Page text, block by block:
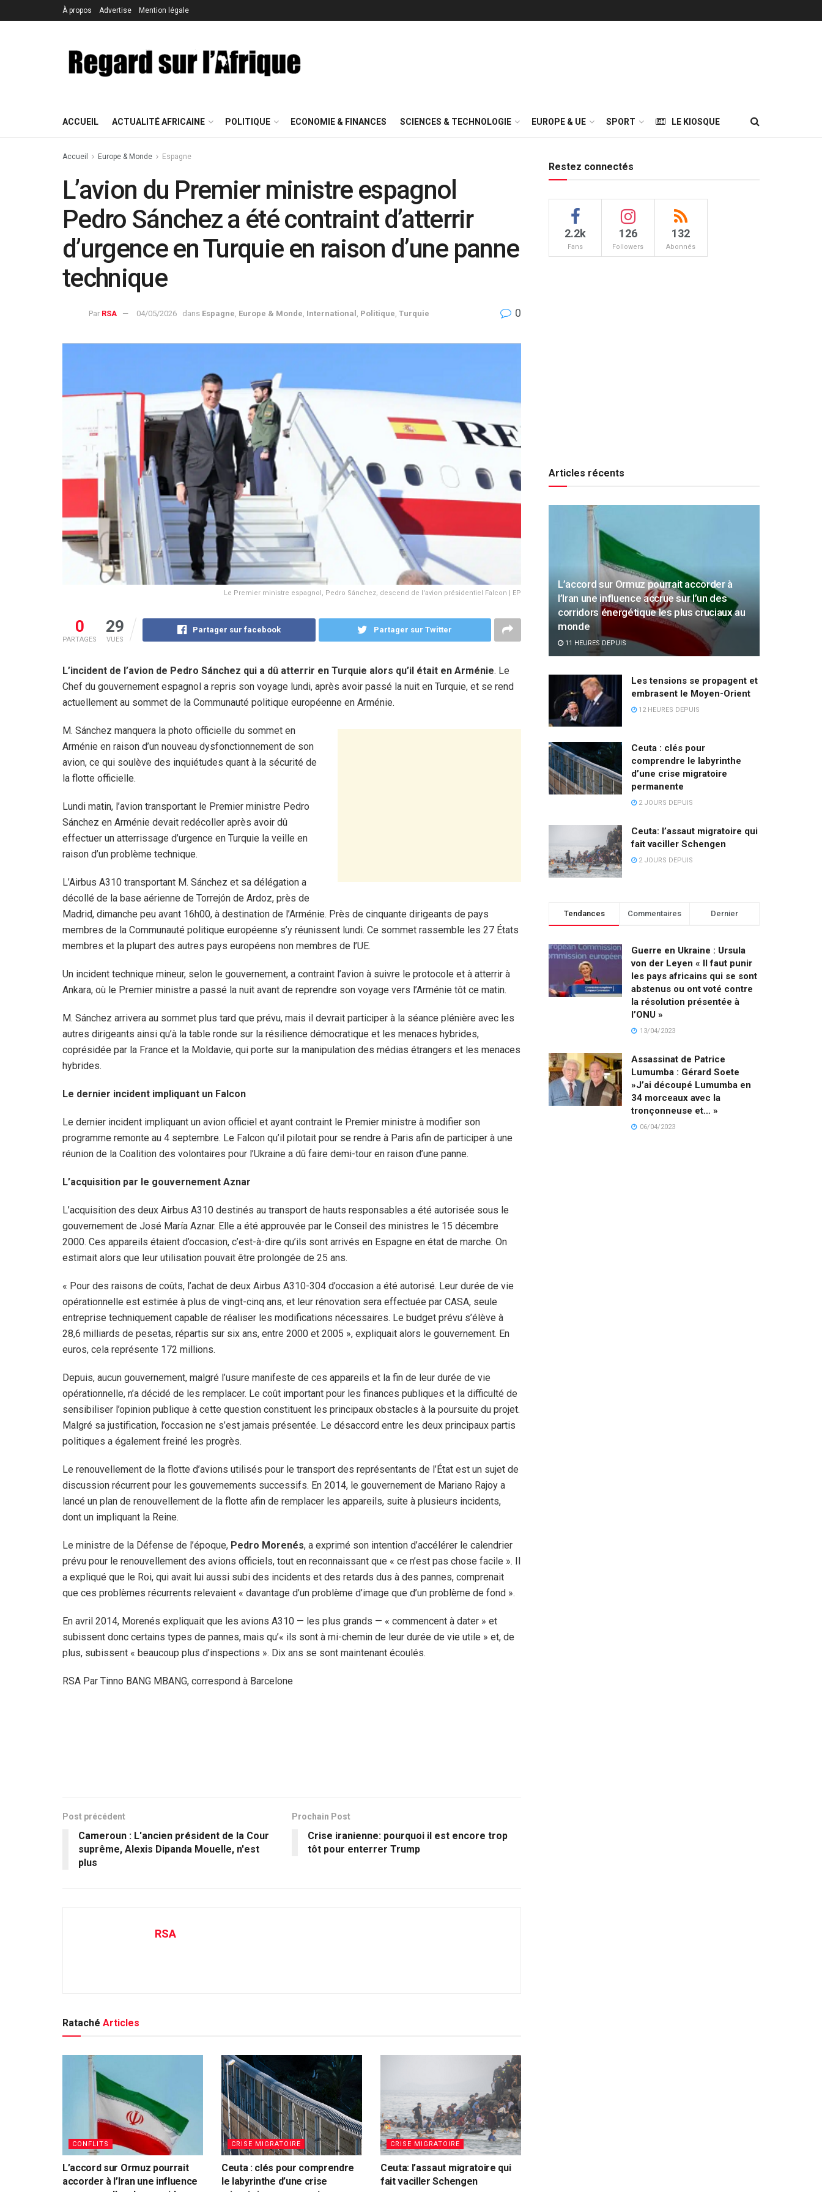
À propos Advertise Mention légale
ACCUEIL ACTUALITÉ AFRICAINE POLITIQUE ECONOMIE & FINANCES SCIENCES & TECHNOLOGIE EUROPE & UE SPORT LE KIOSQUE
Accueil Europe & Monde Espagne
L’avion du Premier ministre espagnol
Pedro Sánchez a été contraint d’atterrir
d’urgence en Turquie en raison d’une panne
technique
Par RSA 04/05/2026 dans Espagne Europe & Monde International Politique Turquie 0
Le Premier ministre espagnol, Pedro Sánchez, descend de l'avion présidentiel Falcon | EP
0
PARTAGES
29
VUES
Partager sur facebook Partager sur Twitter
L’incident de l’avion de Pedro Sánchez qui a dû atterrir en Turquie alors qu’il était en Arménie. Le
Chef du gouvernement espagnol a repris son voyage lundi, après avoir passé la nuit en Turquie, et se rend
actuellement au sommet de la Communauté politique européenne en Arménie.
M. Sánchez manquera la photo officielle du sommet en
Arménie en raison d’un nouveau dysfonctionnement de son
avion, ce qui soulève des inquiétudes quant à la sécurité de
la flotte officielle.
Lundi matin, l’avion transportant le Premier ministre Pedro
Sánchez en Arménie devait redécoller après avoir dû
effectuer un atterrissage d’urgence en Turquie la veille en
raison d’un problème technique.
L’Airbus A310 transportant M. Sánchez et sa délégation a
décollé de la base aérienne de Torrejón de Ardoz, près de
Madrid, dimanche peu avant 16h00, à destination de l’Arménie. Près de cinquante dirigeants de pays
membres de la Communauté politique européenne s’y réunissent lundi. Ce sommet rassemble les 27 États
membres et la plupart des autres pays européens non membres de l’UE.
Un incident technique mineur, selon le gouvernement, a contraint l’avion à suivre le protocole et à atterrir à
Ankara, où le Premier ministre a passé la nuit avant de reprendre son voyage vers l’Arménie tôt ce matin.
M. Sánchez arrivera au sommet plus tard que prévu, mais il devrait participer à la séance plénière avec les
autres dirigeants ainsi qu’à la table ronde sur la résilience démocratique et les menaces hybrides,
coprésidée par la France et la Moldavie, qui porte sur la manipulation des médias étrangers et les menaces
hybrides.
Le dernier incident impliquant un Falcon
Le dernier incident impliquant un avion officiel et ayant contraint le Premier ministre à modifier son
programme remonte au 4 septembre. Le Falcon qu’il pilotait pour se rendre à Paris afin de participer à une
réunion de la Coalition des volontaires pour l’Ukraine a dû faire demi-tour en raison d’une panne.
L’acquisition par le gouvernement Aznar
L’acquisition des deux Airbus A310 destinés au transport de hauts responsables a été autorisée sous le
gouvernement de José María Aznar. Elle a été approuvée par le Conseil des ministres le 15 décembre
2000. Ces appareils étaient d’occasion, c’est-à-dire qu’ils sont arrivés en Espagne en état de marche. On
estimait alors que leur utilisation pouvait être prolongée de 25 ans.
« Pour des raisons de coûts, l’achat de deux Airbus A310-304 d’occasion a été autorisé. Leur durée de vie
opérationnelle est estimée à plus de vingt-cinq ans, et leur rénovation sera effectuée par CASA, seule
entreprise techniquement capable de réaliser les modifications nécessaires. Le budget prévu s’élève à
28,6 milliards de pesetas, répartis sur six ans, entre 2000 et 2005 », expliquait alors le gouvernement. En
euros, cela représente 172 millions.
Depuis, aucun gouvernement, malgré l’usure manifeste de ces appareils et la fin de leur durée de vie
opérationnelle, n’a décidé de les remplacer. Le coût important pour les finances publiques et la difficulté de
sensibiliser l’opinion publique à cette question constituent les principaux obstacles à la poursuite du projet.
Malgré sa justification, l’occasion ne s’est jamais présentée. Le désaccord entre les deux principaux partis
politiques a également freiné les progrès.
Le renouvellement de la flotte d’avions utilisés pour le transport des représentants de l’État est un sujet de
discussion récurrent pour les gouvernements successifs. En 2014, le gouvernement de Mariano Rajoy a
lancé un plan de renouvellement de la flotte afin de remplacer les appareils, suite à plusieurs incidents,
dont un impliquant la Reine.
Le ministre de la Défense de l’époque, Pedro Morenés, a exprimé son intention d’accélérer le calendrier
prévu pour le renouvellement des avions officiels, tout en reconnaissant que « ce n’est pas chose facile ». Il
a expliqué que le Roi, qui avait lui aussi subi des incidents et des retards dus à des pannes, comprenait
que ces problèmes récurrents relevaient « davantage d’un problème d’image que d’un problème de fond ».
En avril 2014, Morenés expliquait que les avions A310 — les plus grands — « commencent à dater » et
subissent donc certains types de pannes, mais qu’« ils sont à mi-chemin de leur durée de vie utile » et, de
plus, subissent « beaucoup plus d’inspections ». Dix ans se sont maintenant écoulés.
RSA Par Tinno BANG MBANG, correspond à Barcelone
Post précédent
Cameroun : L'ancien président de la Cour
suprême, Alexis Dipanda Mouelle, n'est
plus
Prochain Post
Crise iranienne: pourquoi il est encore trop
tôt pour enterrer Trump
RSA
Rataché Articles
CONFLITS
L’accord sur Ormuz pourrait
accorder à l’Iran une influence
CRISE MIGRATOIRE
Ceuta : clés pour comprendre
le labyrinthe d’une crise
CRISE MIGRATOIRE
Ceuta: l’assaut migratoire qui
fait vaciller Schengen
Restez connectés
2.2k
Fans
126
Followers
132
Abonnés
Articles récents
L’accord sur Ormuz pourrait accorder à
l’Iran une influence accrue sur l’un des
corridors énergétique les plus cruciaux au
monde
11 HEURES DEPUIS
Les tensions se propagent et
embrasent le Moyen-Orient
12 HEURES DEPUIS
Ceuta : clés pour
comprendre le labyrinthe
d’une crise migratoire
permanente
2 JOURS DEPUIS
Ceuta: l’assaut migratoire qui
fait vaciller Schengen
2 JOURS DEPUIS
Tendances Commentaires Dernier
Guerre en Ukraine : Ursula
von der Leyen « Il faut punir
les pays africains qui se sont
abstenus ou ont voté contre
la résolution présentée à
l’ONU »
13/04/2023
Assassinat de Patrice
Lumumba : Gérard Soete
»J’ai découpé Lumumba en
34 morceaux avec la
tronçonneuse et… »
06/04/2023